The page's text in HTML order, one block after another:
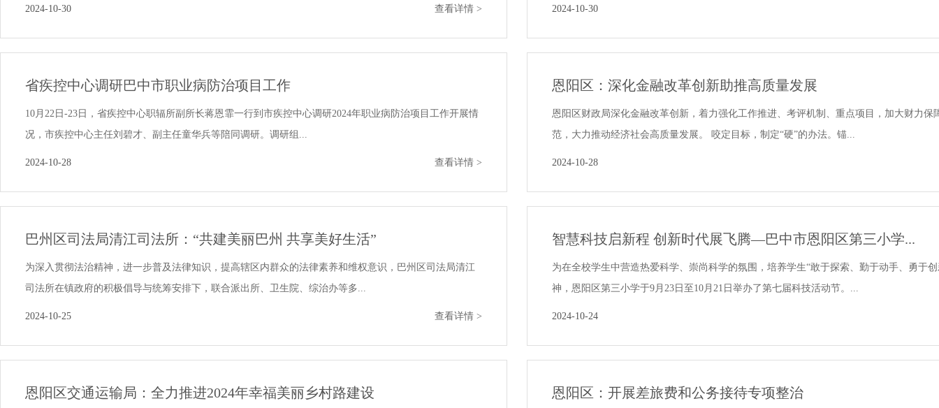
2024-10-30 查看详情 > 2024-10-30
省疾控中心调研巴中市职业病防治项目工作
10月22日-23日，省疾控中心职辐所副所长蒋恩霏一行到市疾控中心调研2024年职业病防治项目工作开展情
况，市疾控中心主任刘碧才、副主任童华兵等陪同调研。调研组...
2024-10-28 查看详情 >
恩阳区：深化金融改革创新助推高质量发展
恩阳区财政局深化金融改革创新，着力强化工作推进、考评机制、重点项目，加大财力保
范，大力推动经济社会高质量发展。 咬定目标，制定“硬”的办法。锚...
2024-10-28
巴州区司法局清江司法所：“共建美丽巴州 共享美好生活”
为深入贯彻法治精神，进一步普及法律知识，提高辖区内群众的法律素养和维权意识，巴州区司法局清江
司法所在镇政府的积极倡导与统筹安排下，联合派出所、卫生院、综治办等多...
2024-10-25 查看详情 >
智慧科技启新程 创新时代展飞腾—巴中市恩阳区第三小学...
为在全校学生中营造热爱科学、崇尚科学的氛围，培养学生“敢于探索、勤于动手、勇于
神，恩阳区第三小学于9月23日至10月21日举办了第七届科技活动节。...
2024-10-24
恩阳区交通运输局：全力推进2024年幸福美丽乡村路建设 恩阳区：开展差旅费和公务接待专项整治